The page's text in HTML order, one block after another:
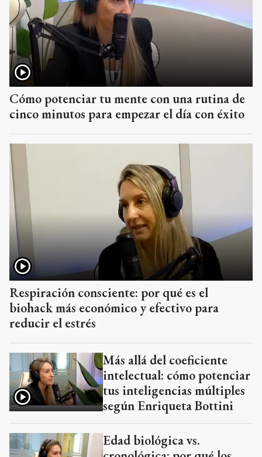
Cómo potenciar tu mente con una rutina de
cinco minutos para empezar el día con éxito
Respiración consciente: por qué es el
biohack más económico y efectivo para
reducir el estrés
Más allá del coeficiente
intelectual: cómo potenciar
tus inteligencias múltiples
según Enriqueta Bottini
Edad biológica vs.